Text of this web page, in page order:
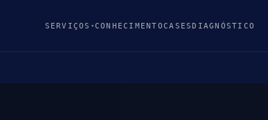
SERVIÇOS ▾ CONHECIMENTOCASESDIAGNÓSTICO